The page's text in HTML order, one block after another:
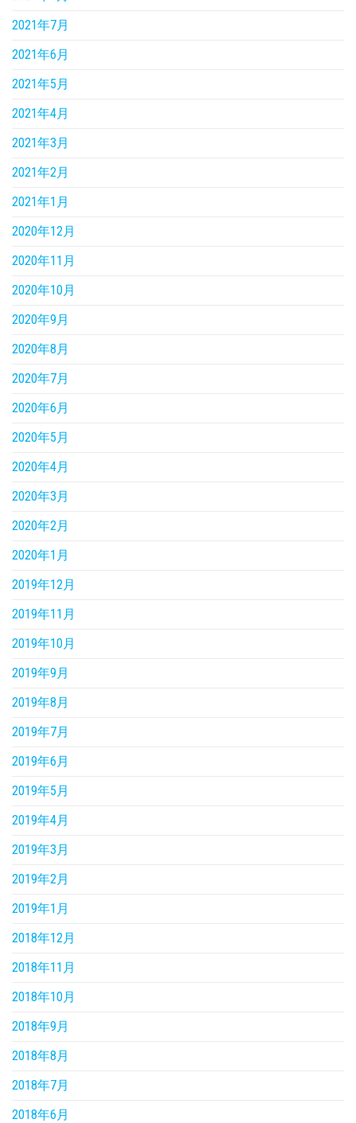
2021年7月
2021年6月
2021年5月
2021年4月
2021年3月
2021年2月
2021年1月
2020年12月
2020年11月
2020年10月
2020年9月
2020年8月
2020年7月
2020年6月
2020年5月
2020年4月
2020年3月
2020年2月
2020年1月
2019年12月
2019年11月
2019年10月
2019年9月
2019年8月
2019年7月
2019年6月
2019年5月
2019年4月
2019年3月
2019年2月
2019年1月
2018年12月
2018年11月
2018年10月
2018年9月
2018年8月
2018年7月
2018年6月